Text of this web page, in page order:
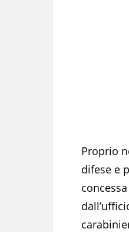
Proprio
difese e